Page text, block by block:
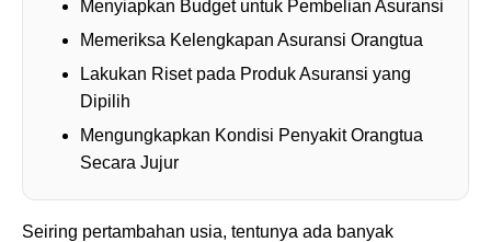
Menyiapkan Budget untuk Pembelian Asuransi
Memeriksa Kelengkapan Asuransi Orangtua
Lakukan Riset pada Produk Asuransi yang
Dipilih
Mengungkapkan Kondisi Penyakit Orangtua
Secara Jujur
Seiring pertambahan usia, tentunya ada banyak